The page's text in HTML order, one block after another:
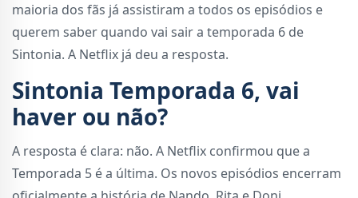
maioria dos fãs já assistiram a todos os episódios e
querem saber quando vai sair a temporada 6 de
Sintonia. A Netflix já deu a resposta.
Sintonia Temporada 6, vai
haver ou não?
A resposta é clara: não. A Netflix confirmou que a
Temporada 5 é a última. Os novos episódios encerram